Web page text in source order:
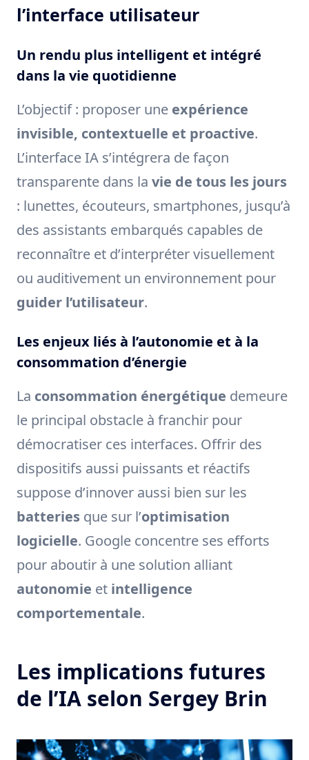
l’interface utilisateur
Un rendu plus intelligent et intégré
dans la vie quotidienne
L’objectif : proposer une expérience
invisible, contextuelle et proactive.
L’interface IA s’intégrera de façon
transparente dans la vie de tous les jours
: lunettes, écouteurs, smartphones, jusqu’à
des assistants embarqués capables de
reconnaître et d’interpréter visuellement
ou auditivement un environnement pour
guider l’utilisateur.
Les enjeux liés à l’autonomie et à la
consommation d’énergie
La consommation énergétique demeure
le principal obstacle à franchir pour
démocratiser ces interfaces. Offrir des
dispositifs aussi puissants et réactifs
suppose d’innover aussi bien sur les
batteries que sur l’optimisation
logicielle. Google concentre ses efforts
pour aboutir à une solution alliant
autonomie et intelligence
comportementale.
Les implications futures
de l’IA selon Sergey Brin